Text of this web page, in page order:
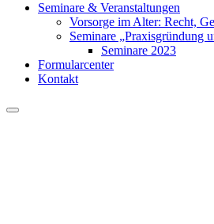
Seminare & Veranstaltungen
Vorsorge im Alter: Recht,
Seminare „Praxisgründung
Seminare 2023
Formularcenter
Kontakt